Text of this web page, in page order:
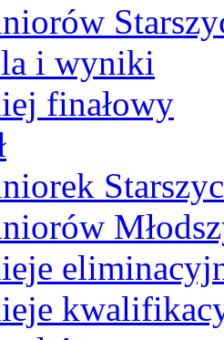
i wyniki
finałowy